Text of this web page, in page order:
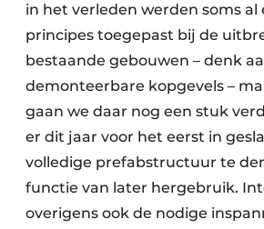
in het verleden werden soms al
principes toegepast bij de
bestaande gebouwen – denk
demonteerbare kopgevels –
gaan we daar nog een stuk
er dit jaar voor het eerst in
volledige prefabstructuur te
functie van later hergebruik.
overigens ook de nodige